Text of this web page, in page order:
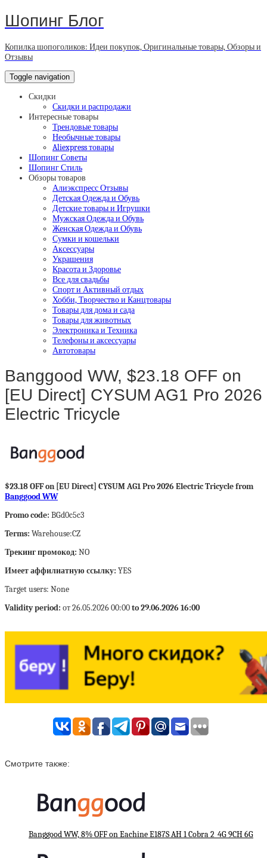
Шопинг Блог
Копилка шопоголиков: Идеи покупок, Оригинальные товары, Обзоры и
Отзывы
Toggle navigation
Скидки
Скидки и распродажи
Интересные товары
Трендовые товары
Необычные товары
Aliexpress товары
Шопинг Советы
Шопинг Стиль
Обзоры товаров
Алиэкспресс Отзывы
Детская Одежда и Обувь
Детские товары и Игрушки
Мужская Одежда и Обувь
Женская Одежда и Обувь
Сумки и кошельки
Аксессуары
Украшения
Красота и Здоровье
Все для свадьбы
Спорт и Активный отдых
Хобби, Творчество и Канцтовары
Товары для дома и сада
Товары для животных
Электроника и Техника
Телефоны и аксессуары
Автотовары
Banggood WW, $23.18 OFF on
[EU Direct] CYSUM AG1 Pro 2026
Electric Tricycle
$23.18 OFF on [EU Direct] CYSUM AG1 Pro 2026 Electric Tricycle from
Banggood WW
Promo code: BGd0c5c3
Terms: Warehouse:CZ
Трекинг промокод: NO
Имеет аффилиатную ссылку: YES
Target users: None
Validity period: от 26.05.2026 00:00to 29.06.2026 16:00
Смотрите также:
Banggood WW, 8% OFF on Eachine E187S AH 1 Cobra 2_4G 9CH 6G